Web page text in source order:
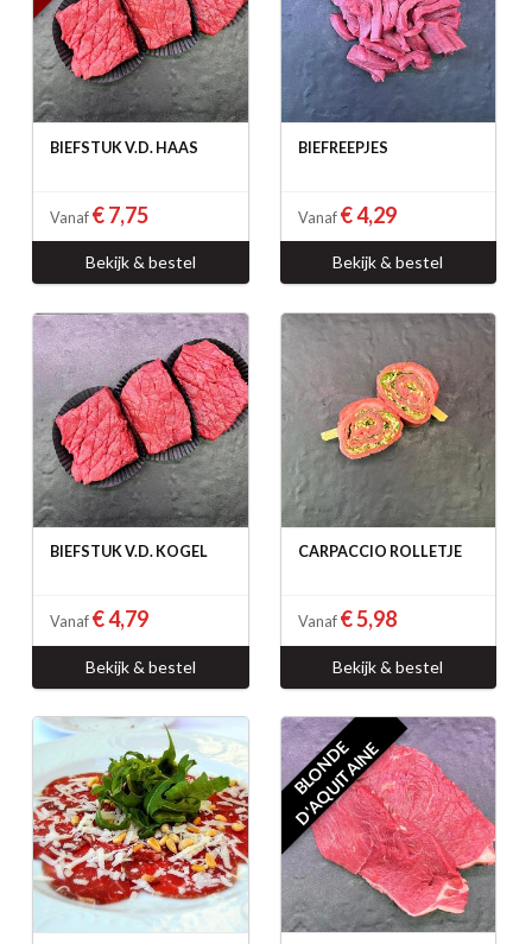
BIEFSTUK V.D. HAAS
Vanaf € 7,75
Bekijk & bestel
BIEFREEPJES
Vanaf € 4,29
Bekijk & bestel
BIEFSTUK V.D. KOGEL
Vanaf € 4,79
Bekijk & bestel
CARPACCIO ROLLETJE
Vanaf € 5,98
Bekijk & bestel
B
L
O
N
D
E
D
'
A
Q
U
I
T
A
I
N
E